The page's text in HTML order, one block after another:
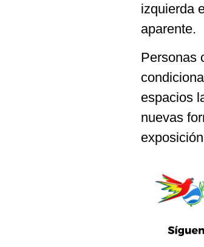
izquierda
aparente.
Personas
espacios
nuevas